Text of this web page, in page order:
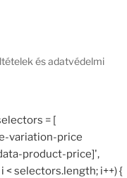
és adatvédelmi
= [
variation-price
product-price]',
< selectors.length; i++) {